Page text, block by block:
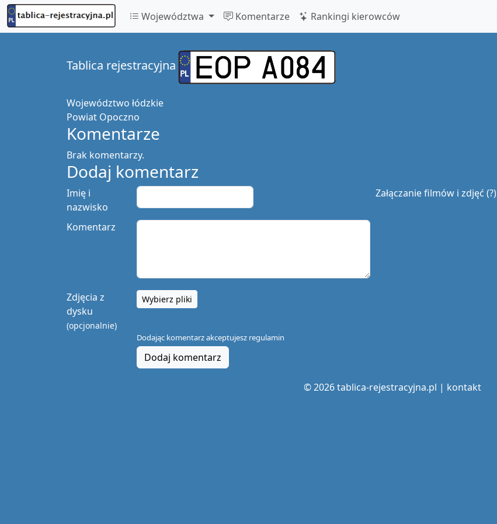
Województwa Komentarze Rankingi kierowców
Tablica rejestracyjna
Województwo łódzkie
Powiat Opoczno
Komentarze
Brak komentarzy.
Dodaj komentarz
Załączanie filmów i zdjęć (?)
Imię i
nazwisko
Komentarz
Zdjęcia z
dysku
(opcjonalnie)
Wybierz pliki
Dodając komentarz akceptujesz regulamin
Dodaj komentarz
© 2026 tablica-rejestracyjna.pl | kontakt